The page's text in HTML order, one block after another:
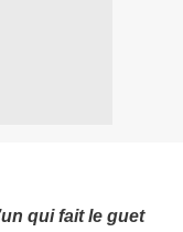
qui fait le guet